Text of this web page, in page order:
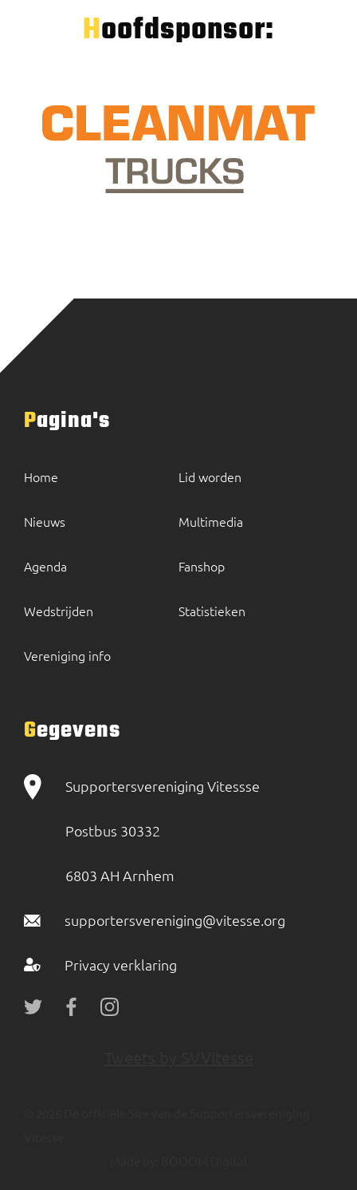
Hoofdsponsor:
Pagina's
Home
Nieuws
Agenda
Wedstrijden
Vereniging info
Lid worden
Multimedia
Fanshop
Statistieken
Gegevens
Supportersvereniging Vitessse
Postbus 30332
6803 AH Arnhem
supportersvereniging@vitesse.org
Privacy verklaring